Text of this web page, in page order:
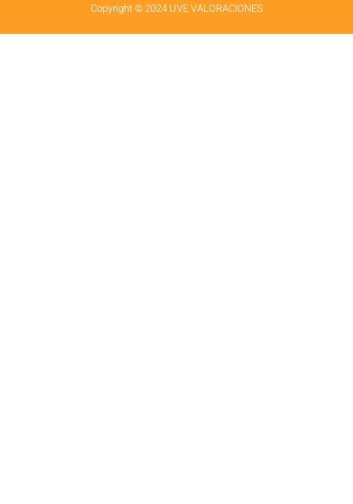
Copyright © 2024 UVE VALORACIONES